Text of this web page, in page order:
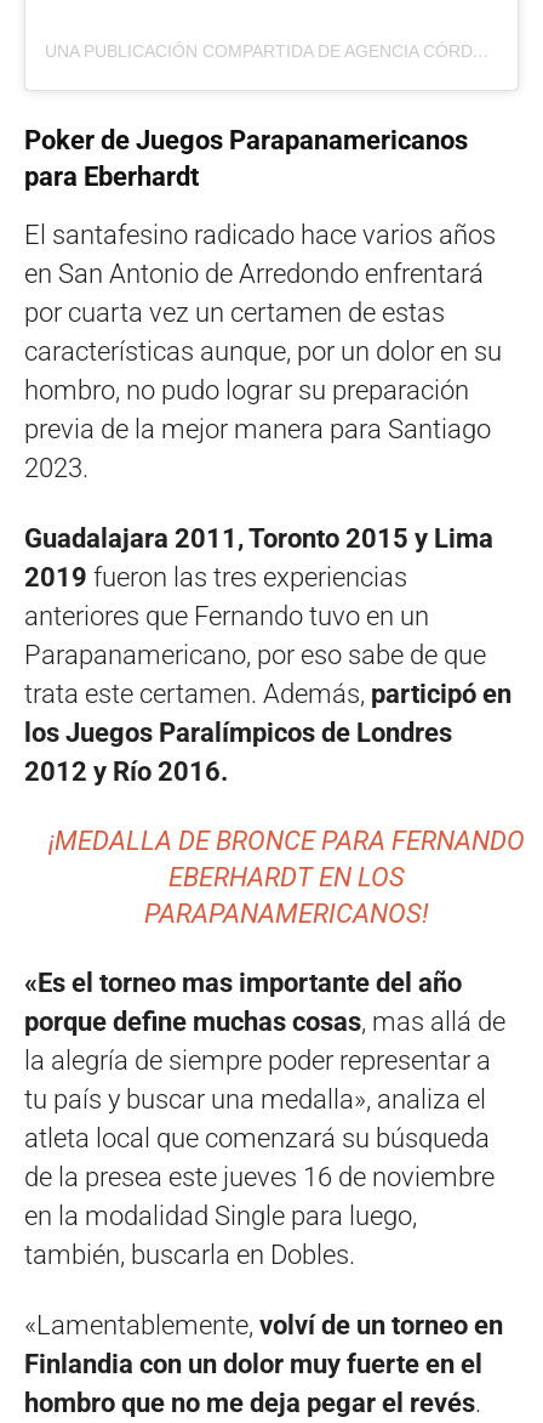
UNA PUBLICACIÓN COMPARTIDA DE AGENCIA CÓRDOBA DEPORTES (@DEPORTESCBA)
Poker de Juegos Parapanamericanos
para Eberhardt
El santafesino radicado hace varios años
en San Antonio de Arredondo enfrentará
por cuarta vez un certamen de estas
características aunque, por un dolor en su
hombro, no pudo lograr su preparación
previa de la mejor manera para Santiago
2023.
Guadalajara 2011, Toronto 2015 y Lima
2019 fueron las tres experiencias
anteriores que Fernando tuvo en un
Parapanamericano, por eso sabe de que
trata este certamen. Además, participó en
los Juegos Paralímpicos de Londres
2012 y Río 2016.
¡MEDALLA DE BRONCE PARA FERNANDO
EBERHARDT EN LOS
PARAPANAMERICANOS!
«Es el torneo mas importante del año
porque define muchas cosas, mas allá de
la alegría de siempre poder representar a
tu país y buscar una medalla», analiza el
atleta local que comenzará su búsqueda
de la presea este jueves 16 de noviembre
en la modalidad Single para luego,
también, buscarla en Dobles.
«Lamentablemente, volví de un torneo en
Finlandia con un dolor muy fuerte en el
hombro que no me deja pegar el revés.